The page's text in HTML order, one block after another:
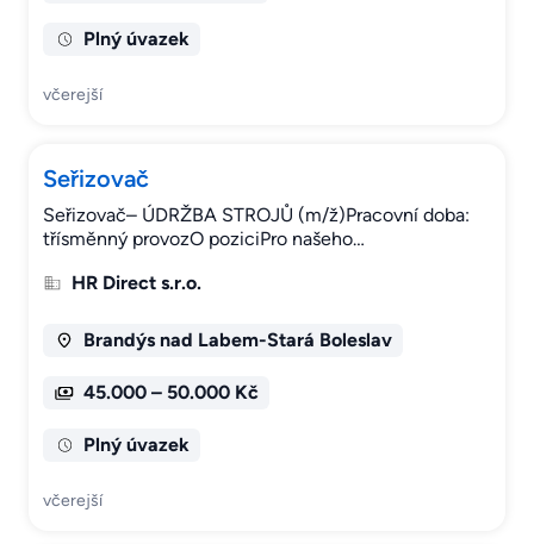
Plný úvazek
včerejší
Seřizovač
Seřizovač– ÚDRŽBA STROJŮ (m/ž)Pracovní doba:
třísměnný provozO poziciPro našeho…
HR Direct s.r.o.
Brandýs nad Labem-Stará Boleslav
45.000 – 50.000 Kč
Plný úvazek
včerejší